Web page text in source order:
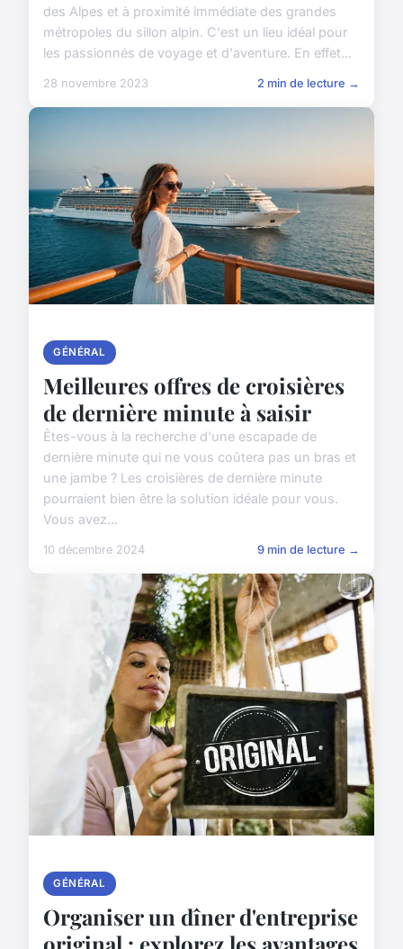
des Alpes et à proximité immédiate des grandes
métropoles du sillon alpin. C'est un lieu idéal pour
les passionnés de voyage et d'aventure. En effet...
28 novembre 2023 2 min de lecture →
GÉNÉRAL
Meilleures offres de croisières
de dernière minute à saisir
Êtes-vous à la recherche d'une escapade de
dernière minute qui ne vous coûtera pas un bras et
une jambe ? Les croisières de dernière minute
pourraient bien être la solution idéale pour vous.
Vous avez...
10 décembre 2024 9 min de lecture →
GÉNÉRAL
Organiser un dîner d'entreprise